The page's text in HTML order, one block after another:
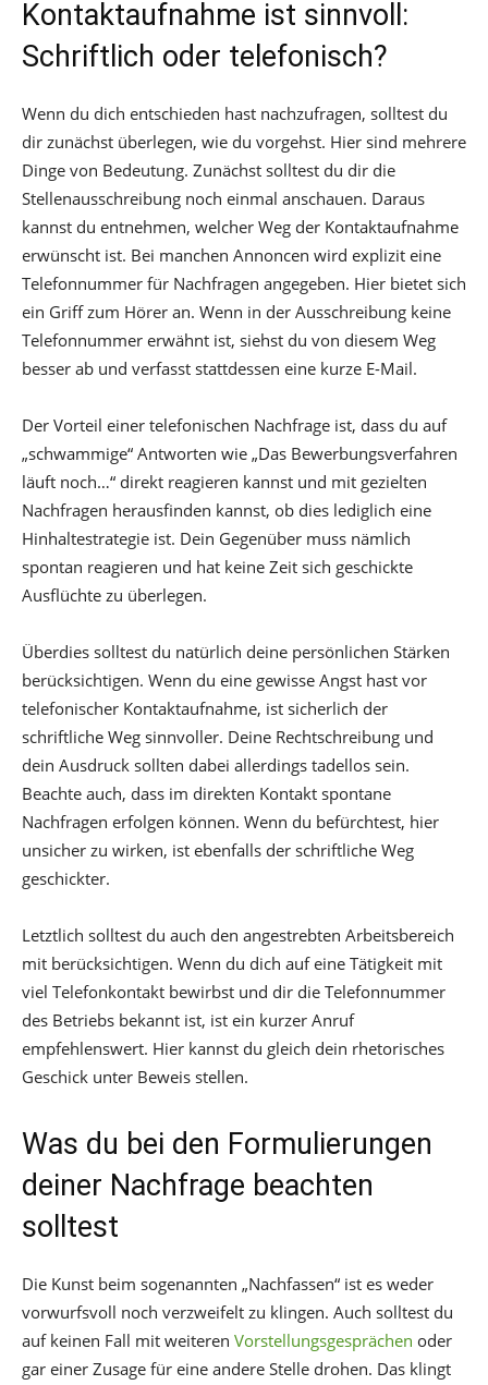
Kontaktaufnahme ist sinnvoll:
Schriftlich oder telefonisch?
Wenn du dich entschieden hast nachzufragen, solltest du
dir zunächst überlegen, wie du vorgehst. Hier sind mehrere
Dinge von Bedeutung. Zunächst solltest du dir die
Stellenausschreibung noch einmal anschauen. Daraus
kannst du entnehmen, welcher Weg der Kontaktaufnahme
erwünscht ist. Bei manchen Annoncen wird explizit eine
Telefonnummer für Nachfragen angegeben. Hier bietet sich
ein Griff zum Hörer an. Wenn in der Ausschreibung keine
Telefonnummer erwähnt ist, siehst du von diesem Weg
besser ab und verfasst stattdessen eine kurze E-Mail.
Der Vorteil einer telefonischen Nachfrage ist, dass du auf
„schwammige“ Antworten wie „Das Bewerbungsverfahren
läuft noch…“ direkt reagieren kannst und mit gezielten
Nachfragen herausfinden kannst, ob dies lediglich eine
Hinhaltestrategie ist. Dein Gegenüber muss nämlich
spontan reagieren und hat keine Zeit sich geschickte
Ausflüchte zu überlegen.
Überdies solltest du natürlich deine persönlichen Stärken
berücksichtigen. Wenn du eine gewisse Angst hast vor
telefonischer Kontaktaufnahme, ist sicherlich der
schriftliche Weg sinnvoller. Deine Rechtschreibung und
dein Ausdruck sollten dabei allerdings tadellos sein.
Beachte auch, dass im direkten Kontakt spontane
Nachfragen erfolgen können. Wenn du befürchtest, hier
unsicher zu wirken, ist ebenfalls der schriftliche Weg
geschickter.
Letztlich solltest du auch den angestrebten Arbeitsbereich
mit berücksichtigen. Wenn du dich auf eine Tätigkeit mit
viel Telefonkontakt bewirbst und dir die Telefonnummer
des Betriebs bekannt ist, ist ein kurzer Anruf
empfehlenswert. Hier kannst du gleich dein rhetorisches
Geschick unter Beweis stellen.
Was du bei den Formulierungen
deiner Nachfrage beachten
solltest
Die Kunst beim sogenannten „Nachfassen“ ist es weder
vorwurfsvoll noch verzweifelt zu klingen. Auch solltest du
auf keinen Fall mit weiteren Vorstellungsgesprächen oder
gar einer Zusage für eine andere Stelle drohen. Das klingt